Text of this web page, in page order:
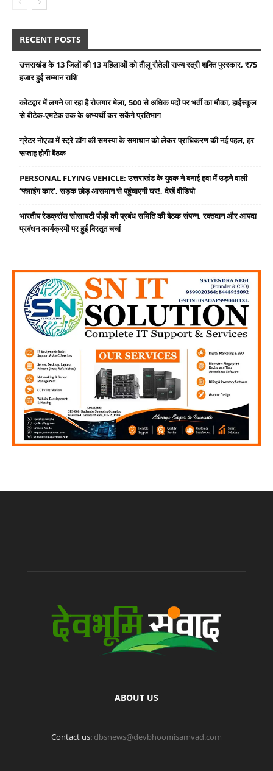
RECENT POSTS
उत्तराखंड के 13 जिलों की 13 महिलाओं को तीलू रौतेली राज्य स्त्री शक्ति पुरस्कार, ₹75
हजार हुई सम्मान राशि
कोटद्वार में लगने जा रहा है रोजगार मेला, 500 से अधिक पदों पर भर्ती का मौका, हाईस्कूल
से बीटेक-एमटेक तक के अभ्यर्थी कर सकेंगे प्रतिभाग
ग्रेटर नोएडा में स्ट्रे डॉग की समस्या के समाधान को लेकर प्राधिकरण की नई पहल, हर
सप्ताह होगी बैठक
PERSONAL FLYING VEHICLE: उत्तराखंड के युवक ने बनाई हवा में उड़ने वाली
‘फ्लाइंग कार’, सड़क छोड़ आसमान से पहुंचाएगी घर!, देखें वीडियो
भारतीय रेडक्रॉस सोसायटी पौड़ी की प्रबंध समिति की बैठक संपन्न, रक्तदान और आपदा
प्रबंधन कार्यक्रमों पर हुई विस्तृत चर्चा
ABOUT US
Contact us: dbsnews@devbhoomisamvad.com